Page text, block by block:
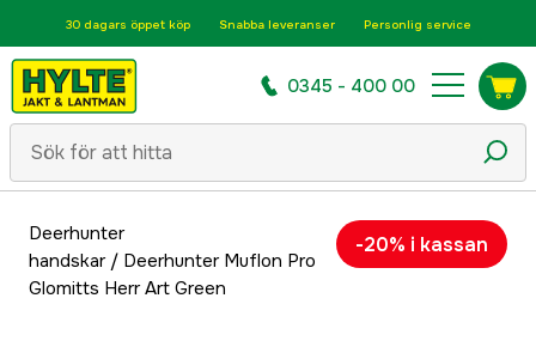
30 dagars öppet köp Snabba leveranser Personlig service
0345 - 400 00
Deerhunter
handskar/ Deerhunter Muflon Pro
Glomitts Herr Art Green
-20% i kassan